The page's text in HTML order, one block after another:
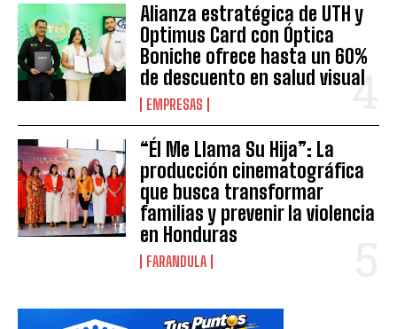
Alianza estratégica de UTH y
Optimus Card con Óptica
Boniche ofrece hasta un 60%
de descuento en salud visual
EMPRESAS
“Él Me Llama Su Hija”: La
producción cinematográfica
que busca transformar
familias y prevenir la violencia
en Honduras
FARANDULA